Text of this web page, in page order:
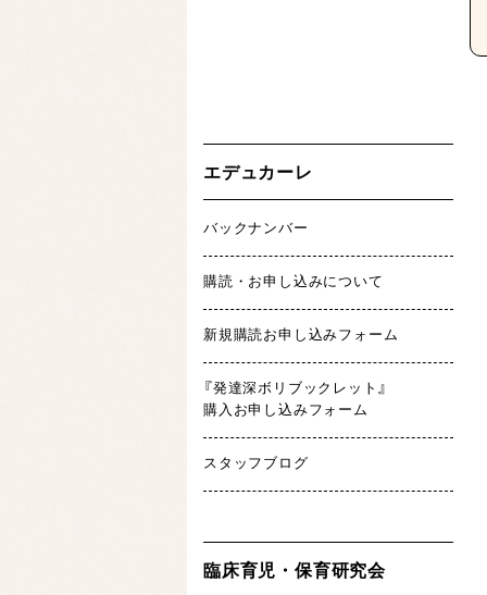
エデュカーレ
バックナンバー
購読・お申し込みについて
新規購読お申し込みフォーム
『発達深ボリブックレット』
購入お申し込みフォーム
スタッフブログ
臨床育児・保育研究会